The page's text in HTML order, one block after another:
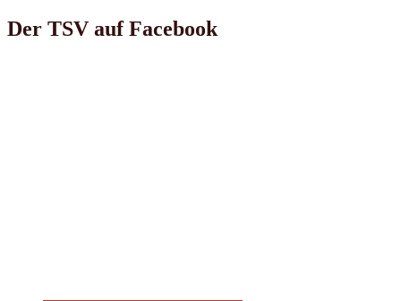
Der TSV auf Facebook